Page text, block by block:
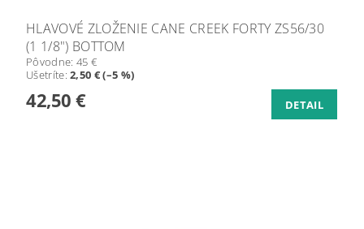
HLAVOVÉ ZLOŽENIE CANE CREEK FORTY ZS56/30
(1 1/8") BOTTOM
Pôvodne: 45 €
Ušetríte:2,50 € (–5 %)
42,50 € DETAIL